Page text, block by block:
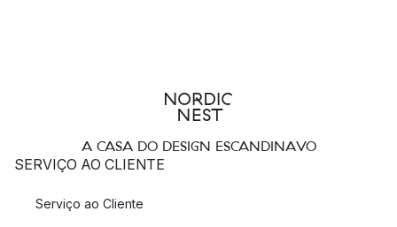
A CASA DO DESIGN ESCANDINAVO
SERVIÇO AO CLIENTE
Serviço ao Cliente